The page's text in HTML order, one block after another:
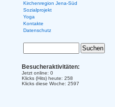
Kirchenregion Jena-Süd
Sozialprojekt
Yoga
Kontakte
Datenschutz
Besucheraktivitäten:
Jetzt online: 0
Klicks (Hits) heute: 258
Klicks diese Woche: 2597